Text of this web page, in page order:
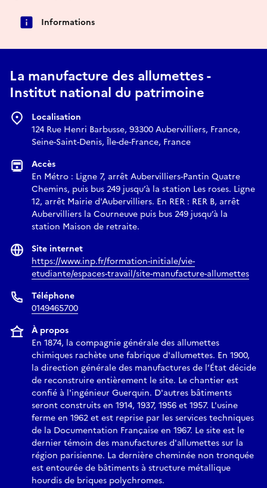
Informations
La manufacture des allumettes -
Institut national du patrimoine
Localisation
124 Rue Henri Barbusse, 93300 Aubervilliers, France,
Seine-Saint-Denis, Île-de-France, France
Accès
En Métro : Ligne 7, arrêt Aubervilliers-Pantin Quatre
Chemins, puis bus 249 jusqu’à la station Les roses. Ligne
12, arrêt Mairie d'Aubervilliers. En RER : RER B, arrêt
Aubervilliers la Courneuve puis bus 249 jusqu’à la
station Maison de retraite.
Site internet
https://www.inp.fr/formation-initiale/vie-
etudiante/espaces-travail/site-manufacture-allumettes
Téléphone
0149465700
À propos
En 1874, la compagnie générale des allumettes
chimiques rachète une fabrique d'allumettes. En 1900,
la direction générale des manufactures de l’État décide
de reconstruire entièrement le site. Le chantier est
confié à l'ingénieur Guerquin. D'autres bâtiments
seront construits en 1914, 1937, 1956 et 1957. L'usine
ferme en 1962 et est reprise par les services techniques
de la Documentation Française en 1967. Le site est le
dernier témoin des manufactures d'allumettes sur la
région parisienne. La dernière cheminée non tronquée
est entourée de bâtiments à structure métallique
hourdis de briques polychromes.